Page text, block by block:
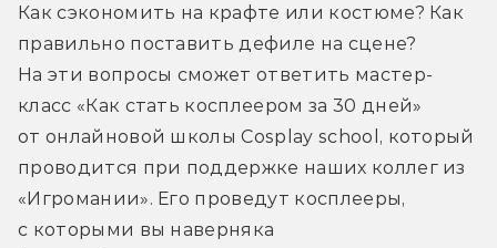
Как сэкономить на крафте или костюме? Как
правильно поставить дефиле на сцене?
На эти вопросы сможет ответить мастер-
класс «Как стать косплеером за 30 дней»
от онлайновой школы Cosplay school, который
проводится при поддержке наших коллег из
«Игромании». Его проведут косплееры,
с которыми вы наверняка